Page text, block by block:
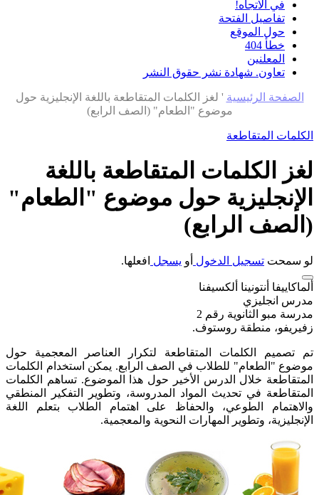
في الاتجاه!
تفاصيل الفتحة
حول الموقع
خطأ 404
المعلنين
تعاون. شهادة نشر حقوق النشر
الصفحة الرئيسية ' لغز الكلمات المتقاطعة باللغة الإنجليزية حول
موضوع "الطعام" (الصف الرابع)
الكلمات المتقاطعة
لغز الكلمات المتقاطعة باللغة
الإنجليزية حول موضوع "الطعام"
(الصف الرابع)
لو سمحت تسجيل الدخول أو يسجل افعلها.
ألماكاييفا أنتونينا ألكسيفنا
مدرس انجليزي
مدرسة مبو الثانوية رقم 2
زفيريفو، منطقة روستوف.
تم تصميم الكلمات المتقاطعة لتكرار العناصر المعجمية حول
موضوع "الطعام" للطلاب في الصف الرابع. يمكن استخدام الكلمات
المتقاطعة خلال الدرس الأخير حول هذا الموضوع. تساهم الكلمات
المتقاطعة في تحديث المواد المدروسة، وتطوير التفكير المنطقي
والاهتمام الطوعي، والحفاظ على اهتمام الطلاب بتعلم اللغة
الإنجليزية، وتطوير المهارات النحوية والمعجمية.